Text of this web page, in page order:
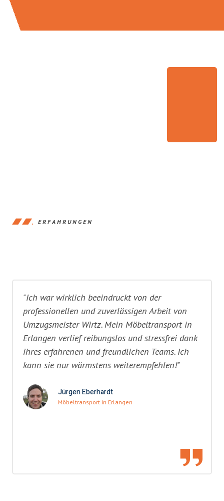
ERFAHRUNGEN
"Ich war wirklich beeindruckt von der
professionellen und zuverlässigen Arbeit von
Umzugsmeister Wirtz. Mein Möbeltransport in
Erlangen verlief reibungslos und stressfrei dank
ihres erfahrenen und freundlichen Teams. Ich
kann sie nur wärmstens weiterempfehlen!"
Jürgen Eberhardt
Möbeltransport in Erlangen